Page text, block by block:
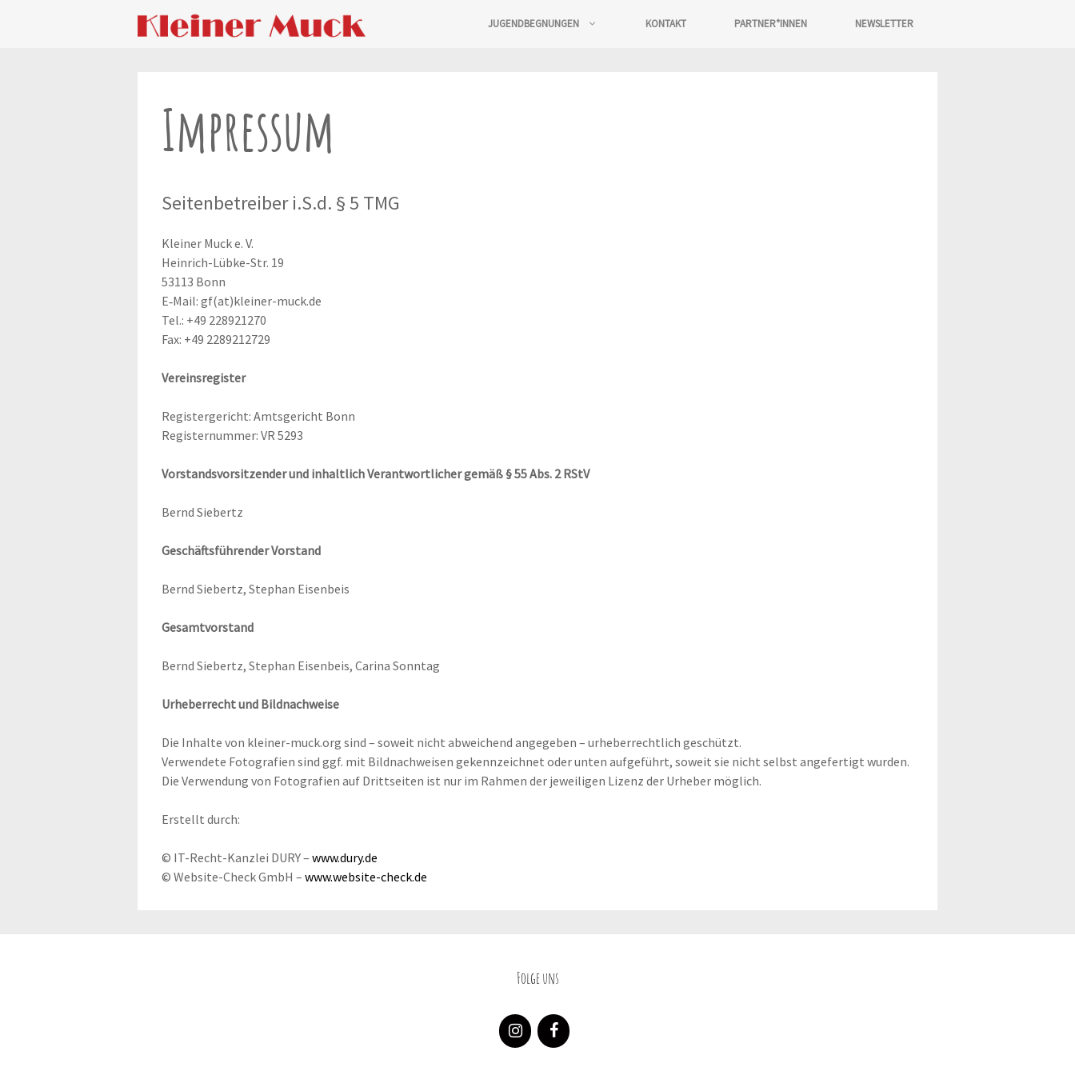
JUGENDBEGNUNGEN KONTAKT PARTNER*INNEN NEWSLETTER
Impressum
Seitenbetreiber i.S.d. § 5 TMG
Klei­ner Muck e. V.
Hein­rich-Lüb­ke-Str. 19
53113 Bonn
E‑Mail: gf(at)kleiner-muck.de
Tel.: +49 228921270
Fax: +49 2289212729
Ver­eins­re­gis­ter
Regis­ter­ge­richt: Amts­ge­richt Bonn
Regis­ter­num­mer: VR 5293
Vor­stands­vor­sit­zen­der und inhalt­lich Ver­ant­wort­li­cher gemäß § 55 Abs. 2 RStV
Bernd Sie­bertz
Geschäfts­füh­ren­der Vorstand
Bernd Sie­bertz, Ste­phan Eisenbeis
Gesamt­vor­stand
Bernd Sie­bertz, Ste­phan Eisen­beis, Cari­na Sonntag
Urhe­ber­recht und Bildnachweise
Die Inhal­te von kleiner-muck.org sind – soweit nicht abwei­chend ange­ge­ben – urhe­ber­recht­lich geschützt.
Ver­wen­de­te Foto­gra­fien sind ggf. mit Bild­nach­wei­sen gekenn­zeich­net oder unten auf­ge­führt, soweit sie nicht selbst ange­fer­tigt wur­den.
Die Ver­wen­dung von Foto­gra­fien auf Dritt­sei­ten ist nur im Rah­men der jewei­li­gen Lizenz der Urhe­ber möglich.
Erstellt durch:
© IT-Recht-Kanz­lei DURY – www.dury.de
© Web­site-Check GmbH – www.website-check.de
Folge uns